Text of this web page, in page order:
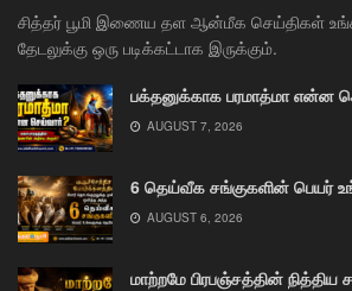
சித்தர் பூமி இணைய தள ஆன்மீக செய்திகள்
தேடலுக்கு ஒரு படிக்கட்டாக இருக்கும்.
பக்தனுக்காக பரமாத்மா என்ன
AUGUST 7, 2026
6 தெய்வீக சங்குகளின் பெயர்
AUGUST 6, 2026
மாற்றமே பிரபஞ்சத்தின் நித்திய